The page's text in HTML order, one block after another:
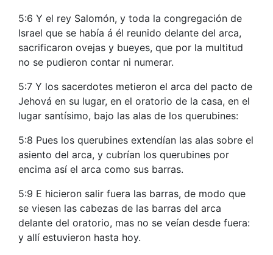
5:6 Y el rey Salomón, y toda la congregación de
Israel que se había á él reunido delante del arca,
sacrificaron ovejas y bueyes, que por la multitud
no se pudieron contar ni numerar.
5:7 Y los sacerdotes metieron el arca del pacto de
Jehová en su lugar, en el oratorio de la casa, en el
lugar santísimo, bajo las alas de los querubines:
5:8 Pues los querubines extendían las alas sobre el
asiento del arca, y cubrían los querubines por
encima así el arca como sus barras.
5:9 E hicieron salir fuera las barras, de modo que
se viesen las cabezas de las barras del arca
delante del oratorio, mas no se veían desde fuera:
y allí estuvieron hasta hoy.